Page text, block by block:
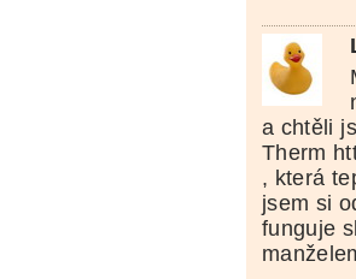
a chtěli
Therm
, která
jsem si
funguje